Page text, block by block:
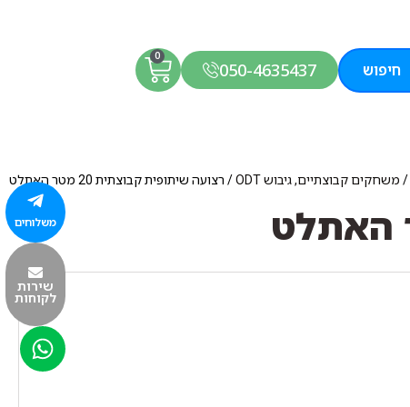
חיפוש 050-4635437
0
/ משחקים קבוצתיים, גיבוש ODT / רצועה שיתופית קבוצתית 20 מטר האתלט
משלוחים
שירות
לקוחות